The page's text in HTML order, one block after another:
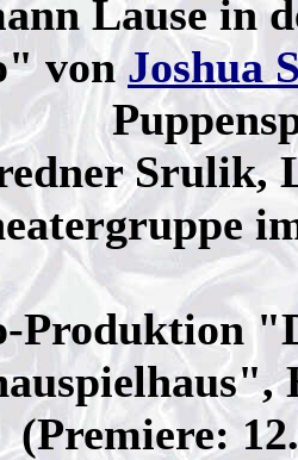
Lause in
vonJoshua
Srulik,
Produktion
(Premiere: